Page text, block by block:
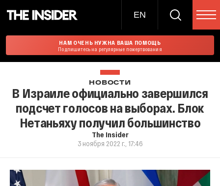
EN
НАМ ОЧЕНЬ НУЖНА ВАША ПОМОЩЬ
Подпишитесь на регулярные пожертвования
НОВОСТИ
В Израиле официально завершился
подсчет голосов на выборах. Блок
Нетаньяху получил большинство
The Insider
3 ноября 2022 г., 17:46